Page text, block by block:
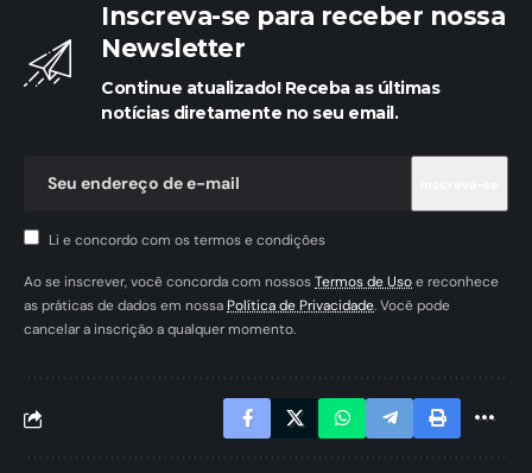
Inscreva-se para receber nossa
Newsletter
Continue atualizado! Receba as últimas
notícias diretamente no seu email.
Li e concordo com os termos e condições
Ao se inscrever, você concorda com nossosTermos de Usoe reconhece
as práticas de dados em nossaPolítica de Privacidade. Você pode
cancelar a inscrição a qualquer momento.